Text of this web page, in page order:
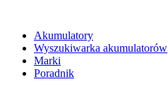
Akumulatory
Wyszukiwarka akumulatorów
Marki
Poradnik